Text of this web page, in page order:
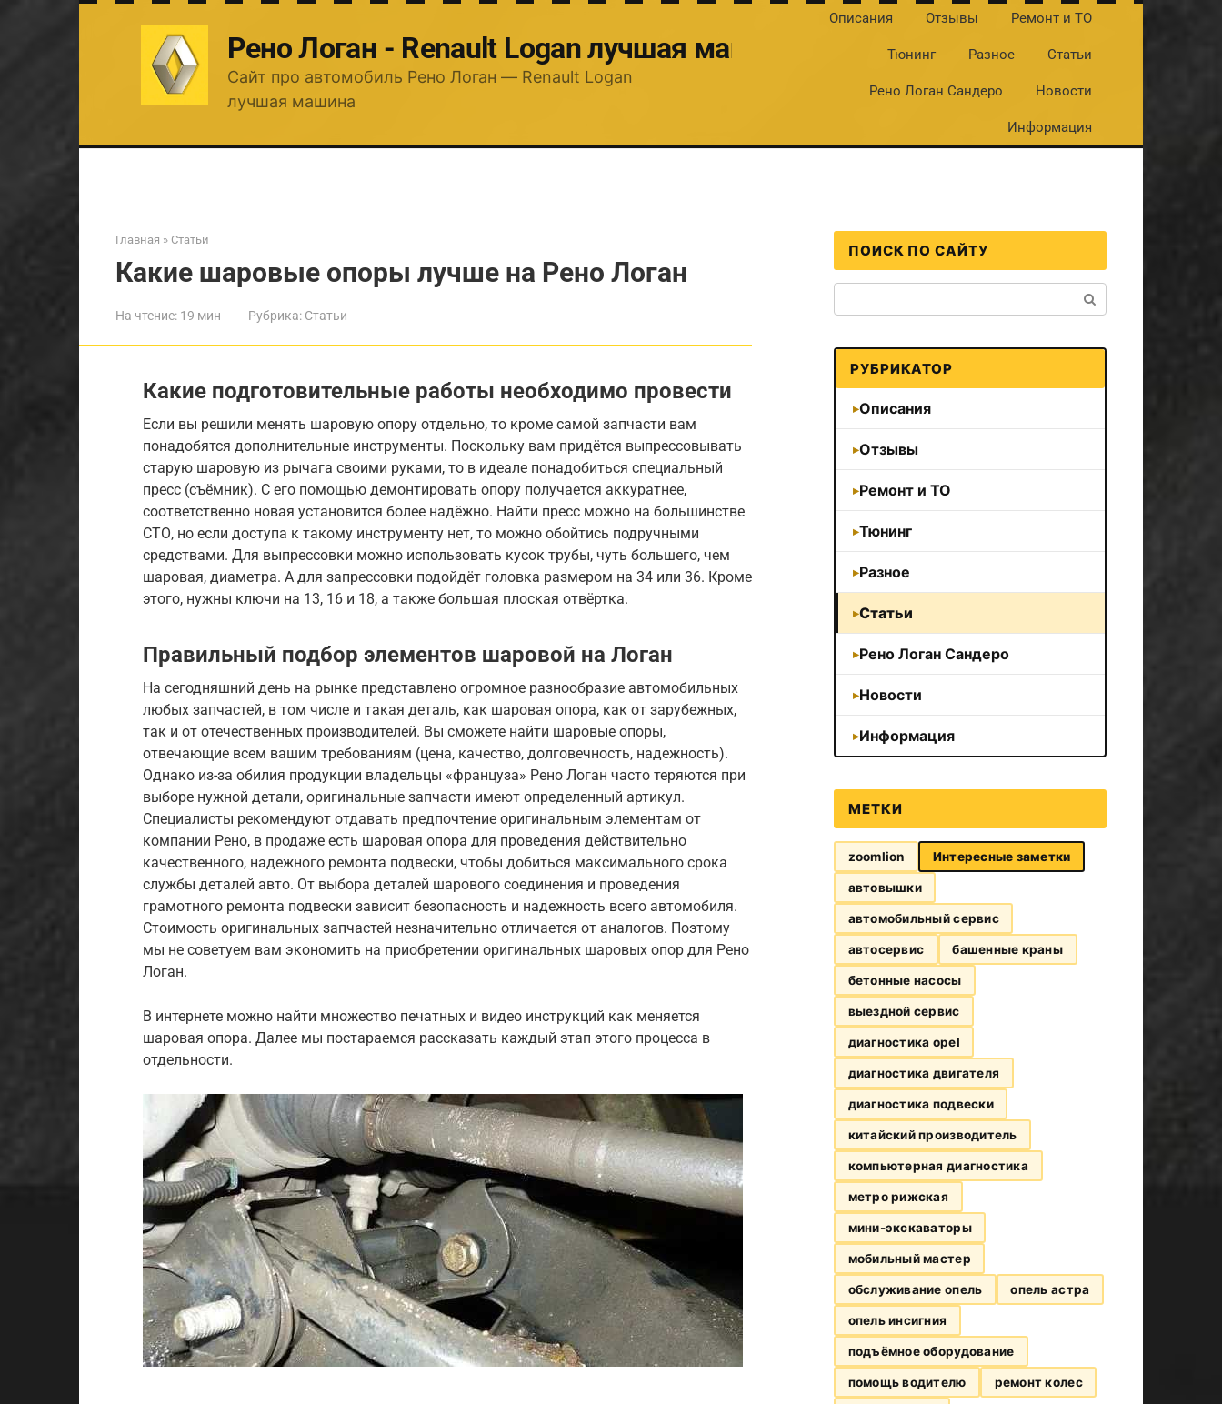
Рено Логан - Renault Logan лучшая машина
Сайт про автомобиль Рено Логан — Renault Logan
лучшая машина
Описания Отзывы Ремонт и ТО
Тюнинг Разное Статьи
Рено Логан Сандеро Новости
Информация
Главная » Статьи
Какие шаровые опоры лучше на Рено Логан
На чтение: 19 мин Рубрика: Статьи
Какие подготовительные работы необходимо провести
Если вы решили менять шаровую опору отдельно, то кроме самой запчасти вам
понадобятся дополнительные инструменты. Поскольку вам придётся выпрессовывать
старую шаровую из рычага своими руками, то в идеале понадобиться специальный
пресс (съёмник). С его помощью демонтировать опору получается аккуратнее,
соответственно новая установится более надёжно. Найти пресс можно на большинстве
СТО, но если доступа к такому инструменту нет, то можно обойтись подручными
средствами. Для выпрессовки можно использовать кусок трубы, чуть большего, чем
шаровая, диаметра. А для запрессовки подойдёт головка размером на 34 или 36. Кроме
этого, нужны ключи на 13, 16 и 18, а также большая плоская отвёртка.
Правильный подбор элементов шаровой на Логан
На сегодняшний день на рынке представлено огромное разнообразие автомобильных
любых запчастей, в том числе и такая деталь, как шаровая опора, как от зарубежных,
так и от отечественных производителей. Вы сможете найти шаровые опоры,
отвечающие всем вашим требованиям (цена, качество, долговечность, надежность).
Однако из-за обилия продукции владельцы «француза» Рено Логан часто теряются при
выборе нужной детали, оригинальные запчасти имеют определенный артикул.
Специалисты рекомендуют отдавать предпочтение оригинальным элементам от
компании Рено, в продаже есть шаровая опора для проведения действительно
качественного, надежного ремонта подвески, чтобы добиться максимального срока
службы деталей авто. От выбора деталей шарового соединения и проведения
грамотного ремонта подвески зависит безопасность и надежность всего автомобиля.
Стоимость оригинальных запчастей незначительно отличается от аналогов. Поэтому
мы не советуем вам экономить на приобретении оригинальных шаровых опор для Рено
Логан.
В интернете можно найти множество печатных и видео инструкций как меняется
шаровая опора. Далее мы постараемся рассказать каждый этап этого процесса в
отдельности.
ПОИСК ПО САЙТУ
РУБРИКАТОР
Описания
Отзывы
Ремонт и ТО
Тюнинг
Разное
Статьи
Рено Логан Сандеро
Новости
Информация
МЕТКИ
zoomlion Интересные заметки
автовышки
автомобильный сервис
автосервис башенные краны
бетонные насосы
выездной сервис
диагностика opel
диагностика двигателя
диагностика подвески
китайский производитель
компьютерная диагностика
метро рижская
мини-экскаваторы
мобильный мастер
обслуживание опель опель астра
опель инсигния
подъёмное оборудование
помощь водителю ремонт колес